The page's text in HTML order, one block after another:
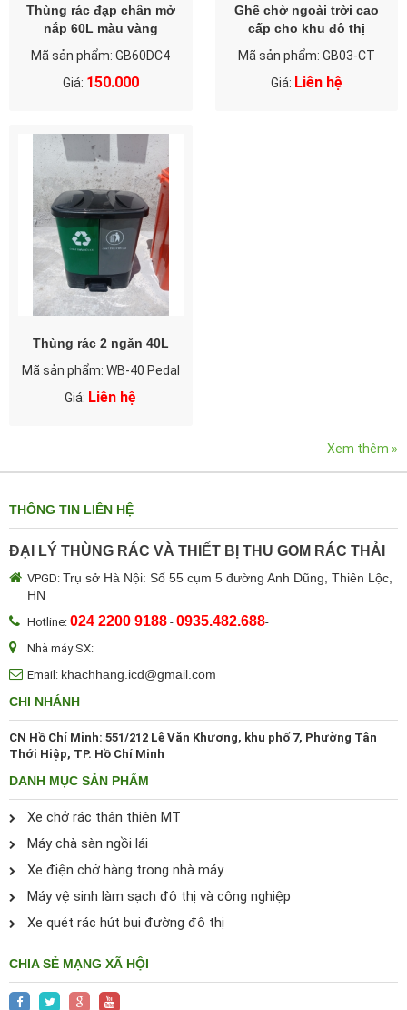
Thùng rác đạp chân mở
nắp 60L màu vàng
Mã sản phẩm: GB60DC4
Giá: 150.000
Ghế chờ ngoài trời cao
cấp cho khu đô thị
Mã sản phẩm: GB03-CT
Giá: Liên hệ
Thùng rác 2 ngăn 40L
Mã sản phẩm: WB-40 Pedal
Giá: Liên hệ
Xem thêm »
THÔNG TIN LIÊN HỆ
ĐẠI LÝ THÙNG RÁC VÀ THIẾT BỊ THU GOM RÁC THẢI
VPGD: Trụ sở Hà Nội: Số 55 cụm 5 đường Anh Dũng, Thiên Lộc,
HN
Hotline: 024 2200 9188 - 0935.482.688-
Nhà máy SX:
Email: khachhang.icd@gmail.com
CHI NHÁNH
CN Hồ Chí Minh: 551/212 Lê Văn Khương, khu phố 7, Phường Tân
Thới Hiệp, TP. Hồ Chí Minh
DANH MỤC SẢN PHẨM
Xe chở rác thân thiện MT
Máy chà sàn ngồi lái
Xe điện chở hàng trong nhà máy
Máy vệ sinh làm sạch đô thị và công nghiệp
Xe quét rác hút bụi đường đô thị
CHIA SẺ MẠNG XÃ HỘI